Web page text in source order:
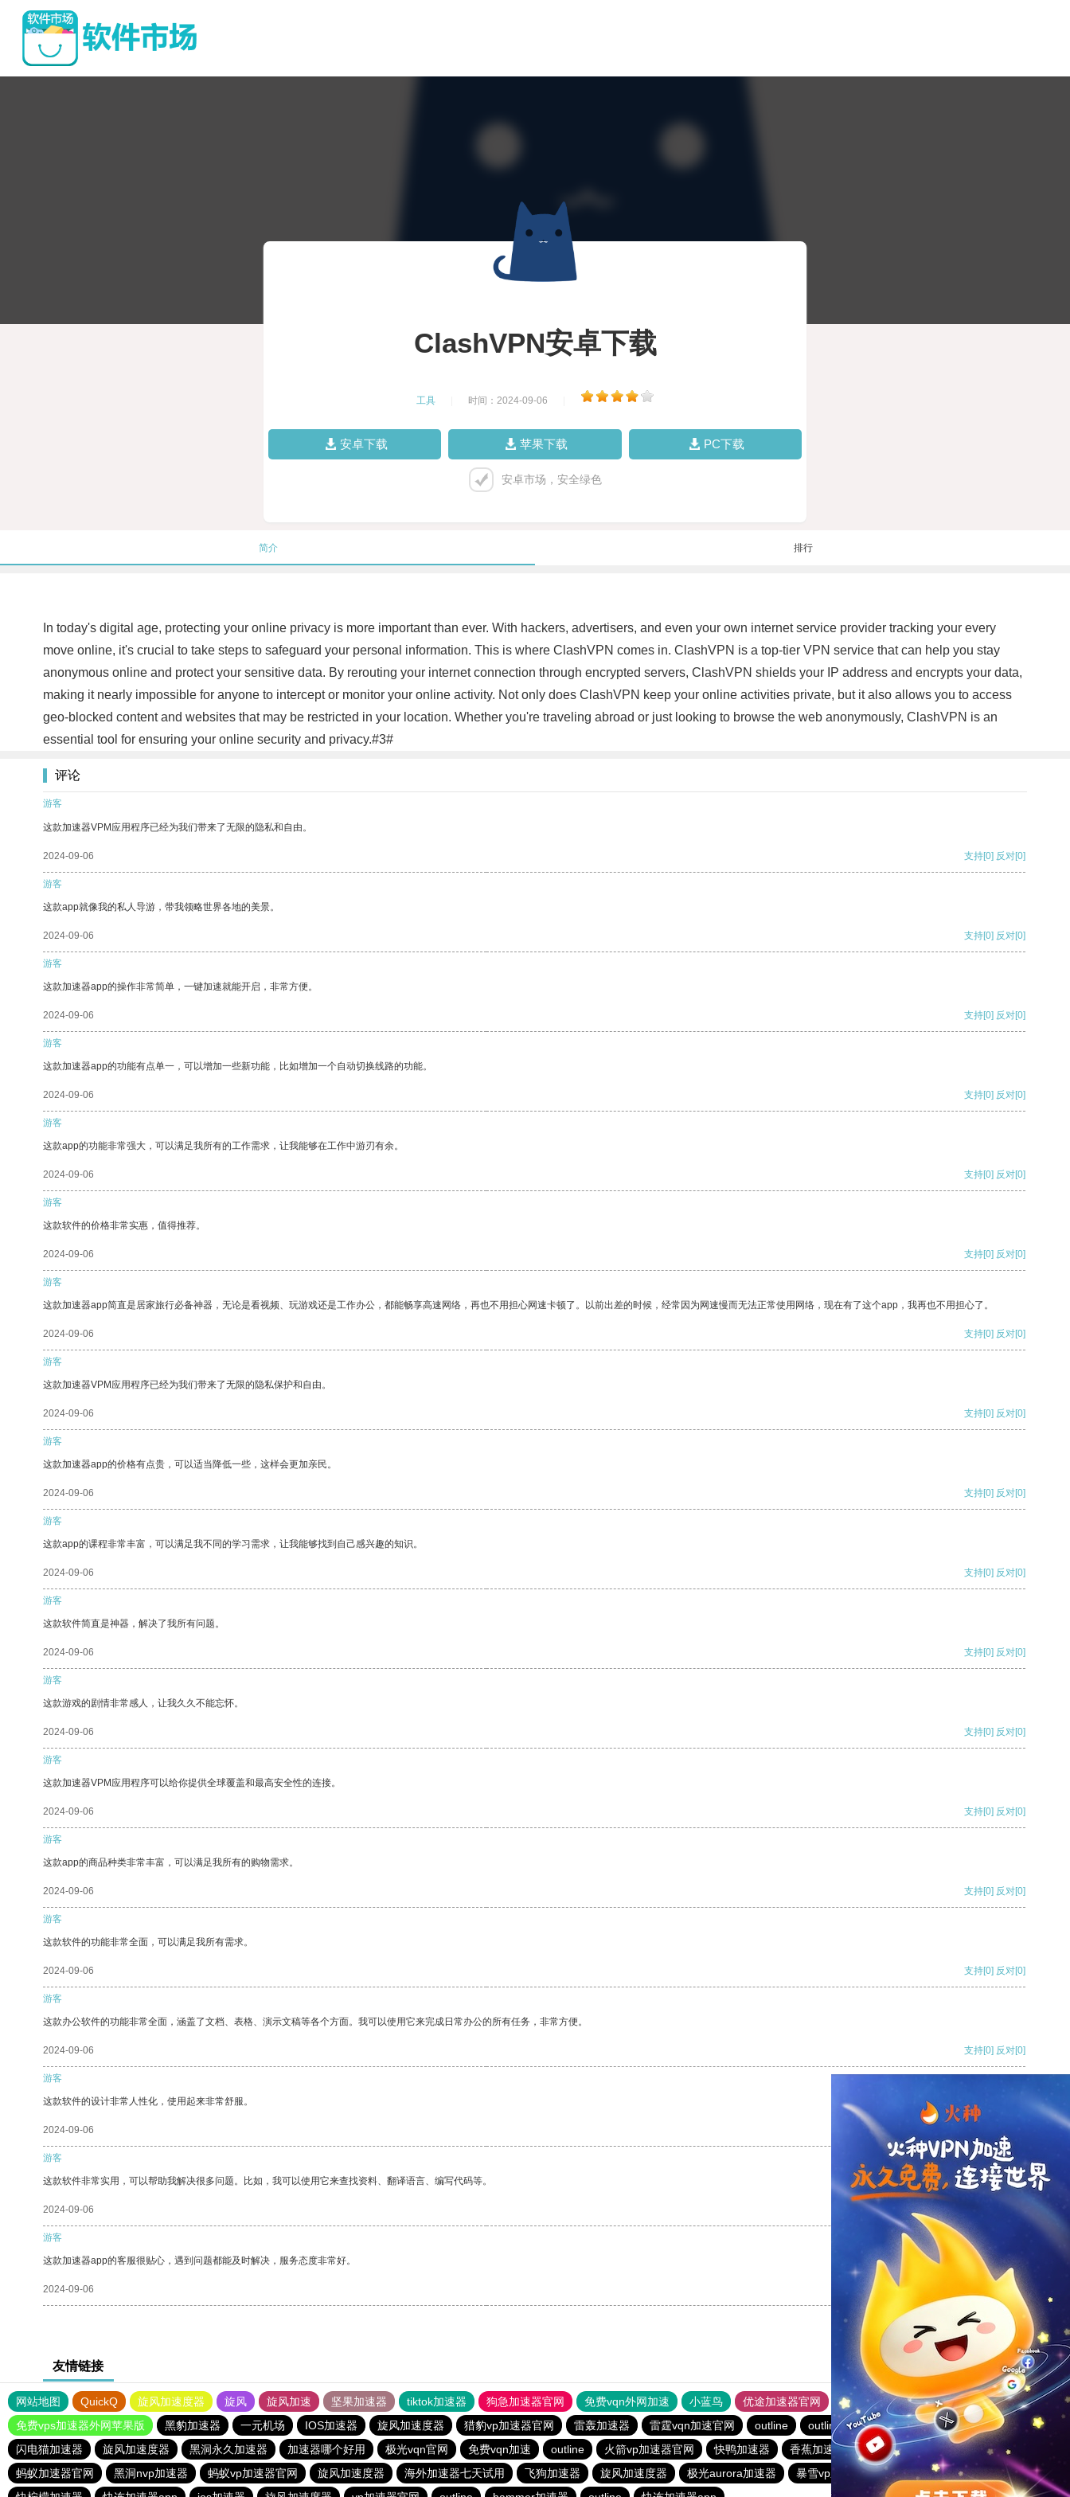
ClashVPN安卓下载
工具 时间：2024-09-06
安卓下载 苹果下载 PC下载
安卓市场，安全绿色
简介 排行
In today's digital age, protecting your online privacy is more important than ever. With hackers, advertisers, and even your own internet service provider tracking your every
move online, it's crucial to take steps to safeguard your personal information. This is where ClashVPN comes in. ClashVPN is a top-tier VPN service that can help you stay
anonymous online and protect your sensitive data. By rerouting your internet connection through encrypted servers, ClashVPN shields your IP address and encrypts your data,
making it nearly impossible for anyone to intercept or monitor your online activity. Not only does ClashVPN keep your online activities private, but it also allows you to access
geo-blocked content and websites that may be restricted in your location. Whether you're traveling abroad or just looking to browse the web anonymously, ClashVPN is an
essential tool for ensuring your online security and privacy.#3#
评论
游客
这款加速器VPM应用程序已经为我们带来了无限的隐私和自由。
2024-09-06 支持[0] 反对[0]
游客
这款app就像我的私人导游，带我领略世界各地的美景。
2024-09-06 支持[0] 反对[0]
游客
这款加速器app的操作非常简单，一键加速就能开启，非常方便。
2024-09-06 支持[0] 反对[0]
游客
这款加速器app的功能有点单一，可以增加一些新功能，比如增加一个自动切换线路的功能。
2024-09-06 支持[0] 反对[0]
游客
这款app的功能非常强大，可以满足我所有的工作需求，让我能够在工作中游刃有余。
2024-09-06 支持[0] 反对[0]
游客
这款软件的价格非常实惠，值得推荐。
2024-09-06 支持[0] 反对[0]
游客
这款加速器app简直是居家旅行必备神器，无论是看视频、玩游戏还是工作办公，都能畅享高速网络，再也不用担心网速卡顿了。以前出差的时候，经常因为网速慢而无法正常使用网络，现在有了这个app，我再也不用担心了。
2024-09-06 支持[0] 反对[0]
游客
这款加速器VPM应用程序已经为我们带来了无限的隐私保护和自由。
2024-09-06 支持[0] 反对[0]
游客
这款加速器app的价格有点贵，可以适当降低一些，这样会更加亲民。
2024-09-06 支持[0] 反对[0]
游客
这款app的课程非常丰富，可以满足我不同的学习需求，让我能够找到自己感兴趣的知识。
2024-09-06 支持[0] 反对[0]
游客
这款软件简直是神器，解决了我所有问题。
2024-09-06 支持[0] 反对[0]
游客
这款游戏的剧情非常感人，让我久久不能忘怀。
2024-09-06 支持[0] 反对[0]
游客
这款加速器VPM应用程序可以给你提供全球覆盖和最高安全性的连接。
2024-09-06 支持[0] 反对[0]
游客
这款app的商品种类非常丰富，可以满足我所有的购物需求。
2024-09-06 支持[0] 反对[0]
游客
这款软件的功能非常全面，可以满足我所有需求。
2024-09-06 支持[0] 反对[0]
游客
这款办公软件的功能非常全面，涵盖了文档、表格、演示文稿等各个方面。我可以使用它来完成日常办公的所有任务，非常方便。
2024-09-06 支持[0] 反对[0]
游客
这款软件的设计非常人性化，使用起来非常舒服。
2024-09-06
游客
这款软件非常实用，可以帮助我解决很多问题。比如，我可以使用它来查找资料、翻译语言、编写代码等。
2024-09-06 反对
游客
这款加速器app的客服很贴心，遇到问题都能及时解决，服务态度非常好。
2024-09-06 反对[0]
友情链接
网站地图 QuickQ 旋风加速度器 旋风 旋风加速 坚果加速器 tiktok加速器 狗急加速器官网 免费vqn外网加速 小蓝鸟 优途加速器官网 风驰加速器 旋风加速器
八戒看书
免费vps加速器外网苹果版
黑豹加速器 一元机场 IOS加速器 旋风加速度器 猎豹vp加速器官网 雷轰加速器 雷霆vqn加速官网 outline outline outline
快连vρn加速器
闪电猫加速器
旋风加速度器 黑洞永久加速器 加速器哪个好用 极光vqn官网 免费vqn加速 outline 火箭vp加速器官网 快鸭加速器 香蕉加速器官网正版 雷霆加器速
outline
蚂蚁加速器官网
黑洞nvp加速器 蚂蚁vp加速器官网 旋风加速度器 海外加速器七天试用 飞狗加速器 旋风加速度器 极光aurora加速器 暴雪vp永久免费加速器下载官网
老王vp官网